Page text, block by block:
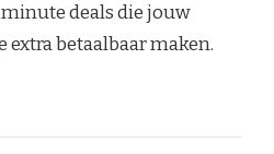
deals die jouw
extra betaalbaar maken.